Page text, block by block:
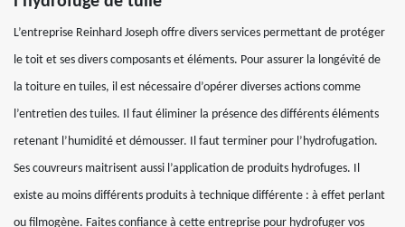
L’entreprise Reinhard Joseph offre divers services permettant de protéger
le toit et ses divers composants et éléments. Pour assurer la longévité de
la toiture en tuiles, il est nécessaire d’opérer diverses actions comme
l’entretien des tuiles. Il faut éliminer la présence des différents éléments
retenant l’humidité et démousser. Il faut terminer pour l’hydrofugation.
Ses couvreurs maitrisent aussi l’application de produits hydrofuges. Il
existe au moins différents produits à technique différente : à effet perlant
ou filmogène. Faites confiance à cette entreprise pour hydrofuger vos